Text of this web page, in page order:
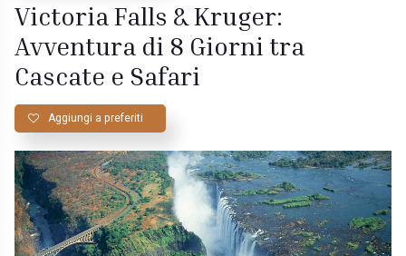
Victoria Falls & Kruger:
Avventura di 8 Giorni tra
Cascate e Safari
Aggiungi a preferiti